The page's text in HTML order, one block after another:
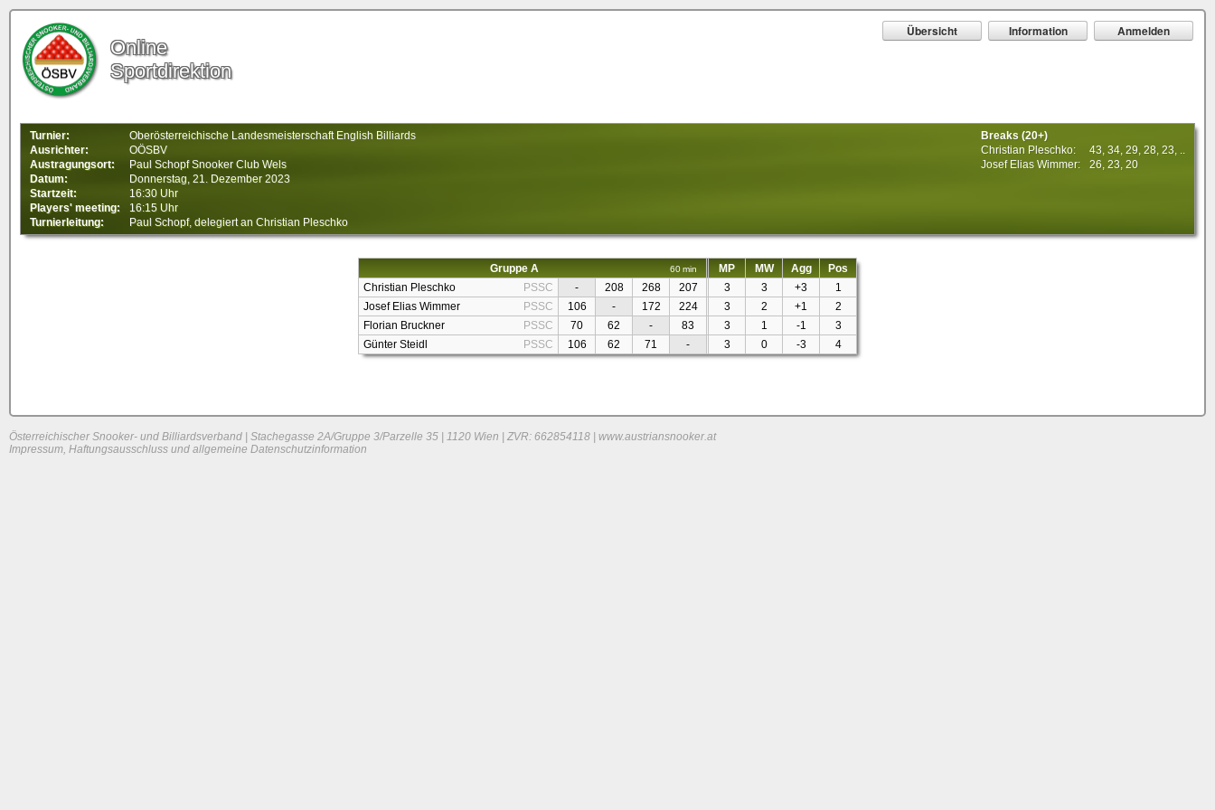
Online
Sportdirektion
Übersicht Information Anmelden
Turnier:
Oberösterreichische Landesmeisterschaft English Billiards
Ausrichter:
OÖSBV
Austragungsort:
Paul Schopf Snooker Club Wels
Datum:
Donnerstag, 21. Dezember 2023
Startzeit:
16:30 Uhr
Players' meeting:
16:15 Uhr
Turnierleitung:
Paul Schopf, delegiert an Christian Pleschko
Breaks (20+)
Christian Pleschko:
43, 34, 29, 28, 23, ..
Josef Elias Wimmer:
26, 23, 20
Gruppe A 60 min MP MW Agg
Pos
Christian Pleschko
PSSC - 208 268 207 3 3 +3
1
Josef Elias Wimmer
PSSC 106 - 172 224 3 2 +1
2
Florian Bruckner
PSSC 70 62 - 83 3 1 -1
3
Günter Steidl
PSSC 106 62 71 - 3 0 -3 4
Österreichischer Snooker- und Billiardsverband | Stachegasse 2A/Gruppe 3/Parzelle 35 | 1120 Wien | ZVR: 662854118 | www.austriansnooker.at
Impressum, Haftungsausschluss und allgemeine Datenschutzinformation